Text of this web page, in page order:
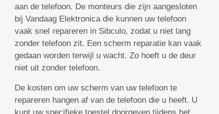
aan de telefoon. De monteurs die zijn aangesloten
bij Vandaag Elektronica die kunnen uw telefoon
vaak snel repareren in Sibculo, zodat u niet lang
zonder telefoon zit. Een scherm reparatie kan vaak
gedaan worden terwijl u wacht. Zo hoeft u de deur
niet uit zonder telefoon.
De kosten om uw scherm van uw telefoon te
repareren hangen af van de telefoon die u heeft. U